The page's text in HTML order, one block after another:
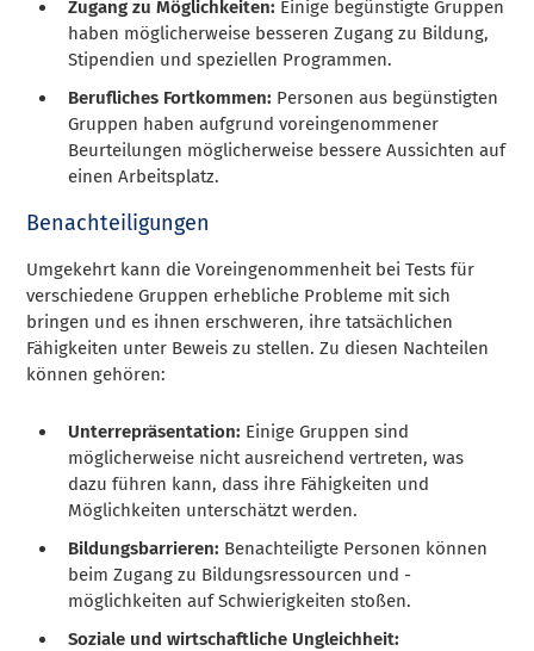
Zugang zu Möglichkeiten: Einige begünstigte Gruppen
haben möglicherweise besseren Zugang zu Bildung,
Stipendien und speziellen Programmen.
Berufliches Fortkommen: Personen aus begünstigten
Gruppen haben aufgrund voreingenommener
Beurteilungen möglicherweise bessere Aussichten auf
einen Arbeitsplatz.
Benachteiligungen
Umgekehrt kann die Voreingenommenheit bei Tests für
verschiedene Gruppen erhebliche Probleme mit sich
bringen und es ihnen erschweren, ihre tatsächlichen
Fähigkeiten unter Beweis zu stellen. Zu diesen Nachteilen
können gehören:
Unterrepräsentation: Einige Gruppen sind
möglicherweise nicht ausreichend vertreten, was
dazu führen kann, dass ihre Fähigkeiten und
Möglichkeiten unterschätzt werden.
Bildungsbarrieren: Benachteiligte Personen können
beim Zugang zu Bildungsressourcen und -
möglichkeiten auf Schwierigkeiten stoßen.
Soziale und wirtschaftliche Ungleichheit: